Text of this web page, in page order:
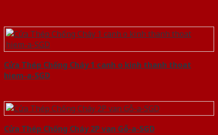
Cửa Thép Chống Cháy 1 canh o kinh thanh thoat
hiem-a-SGD
Cửa Thép Chống Cháy 2P van Gỗ-a-SGD